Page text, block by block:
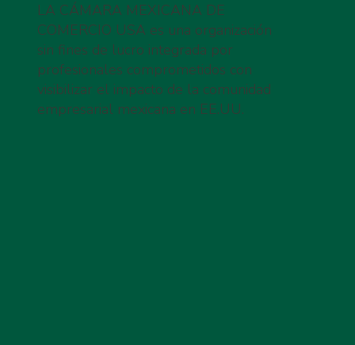
LA CÁMARA MEXICANA DE
COMERCIO USA es una organización
sin fines de lucro integrada por
profesionales comprometidos con
visibilizar el impacto de la comunidad
empresarial mexicana en EE.UU.